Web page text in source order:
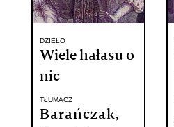
DZIEŁO
Wiele hałasu o
nic
TŁUMACZ
Barańczak,